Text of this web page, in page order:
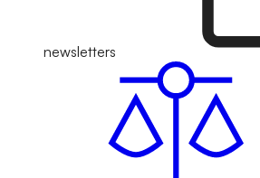
newsletters